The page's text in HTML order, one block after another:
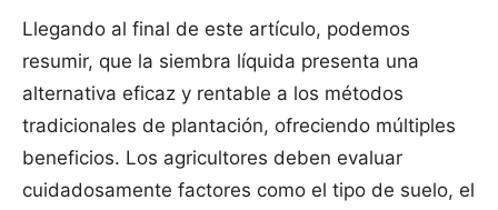
Llegando al final de este artículo, podemos
resumir, que la siembra líquida presenta una
alternativa eficaz y rentable a los métodos
tradicionales de plantación, ofreciendo múltiples
beneficios. Los agricultores deben evaluar
cuidadosamente factores como el tipo de suelo, el